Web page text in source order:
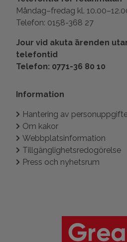
Måndag–fredag kl.
Telefon: 0158-368 27
Jour vid akuta ärenden
telefontid
Telefon: 0771-36 80 10
Information
Hantering av
Om kakor
Webbplatsinformation
Tillgänglighetsredogörelse
Press och nyhetsrum